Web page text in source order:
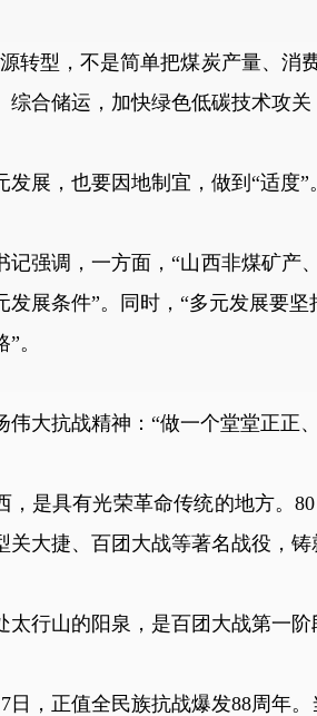
型，不是简单把煤炭产量、消费
综合储运，加快绿色低碳技术攻
展，也要因地制宜，做到“适度”
调，一方面，“山西非煤矿产、
发展条件”。同时，“多元发展要
。
大抗战精神：“做一个堂堂正正
具有光荣革命传统的地方。80
关大捷、百团大战等著名战役，
山的阳泉，是百团大战第一阶
，正值全民族抗战爆发88周年。